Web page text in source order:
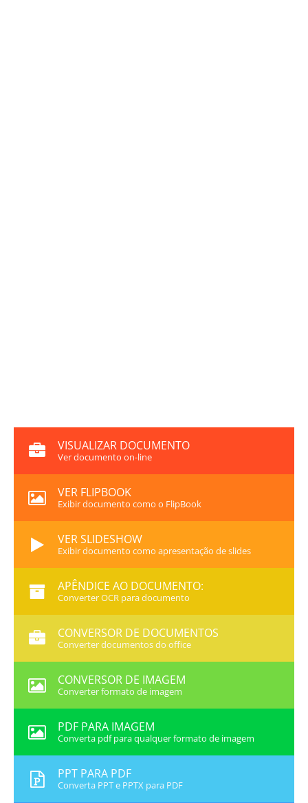
VISUALIZAR DOCUMENTO
Ver documento on-line
VER FLIPBOOK
Exibir documento como o FlipBook
VER SLIDESHOW
Exibir documento como apresentação de slides
APÊNDICE AO DOCUMENTO:
Converter OCR para documento
CONVERSOR DE DOCUMENTOS
Converter documentos do office
CONVERSOR DE IMAGEM
Converter formato de imagem
PDF PARA IMAGEM
Converta pdf para qualquer formato de imagem
PPT PARA PDF
Converta PPT e PPTX para PDF